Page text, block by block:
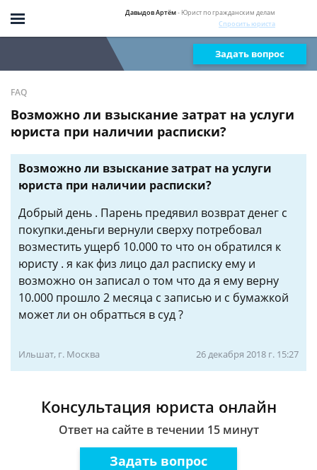
Давыдов Артём- Юрист по гражданским делам
Спросить юриста
Задать вопрос
FAQ
Возможно ли взыскание затрат на услуги
юриста при наличии расписки?
Возможно ли взыскание затрат на услуги
юриста при наличии расписки?
Добрый день . Парень предявил возврат денег с
покупки.деньги вернули сверху потребовал
возместить ущерб 10.000 то что он обратился к
юристу . я как физ лицо дал расписку ему и
возможно он записал о том что да я ему верну
10.000 прошло 2 месяца с записью и с бумажкой
может ли он обратться в суд ?
Ильшат, г. Москва 26 декабря 2018 г. 15:27
Консультация юриста онлайн
Ответ на сайте в течении 15 минут
Задать вопрос